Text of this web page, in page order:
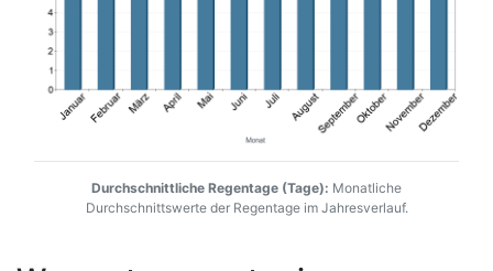
Durchschnittliche Regentage (Tage): Monatliche
Durchschnittswerte der Regentage im Jahresverlauf.